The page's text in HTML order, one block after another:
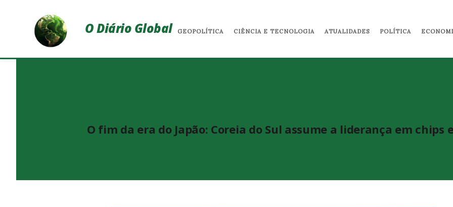
O Diário Global GEOPOLÍTICA CIÊNCIA E TECNOLOGIA ATUALIDADES POLÍTICA
O fim da era do Japão: Coreia do Sul assume a liderança em chips